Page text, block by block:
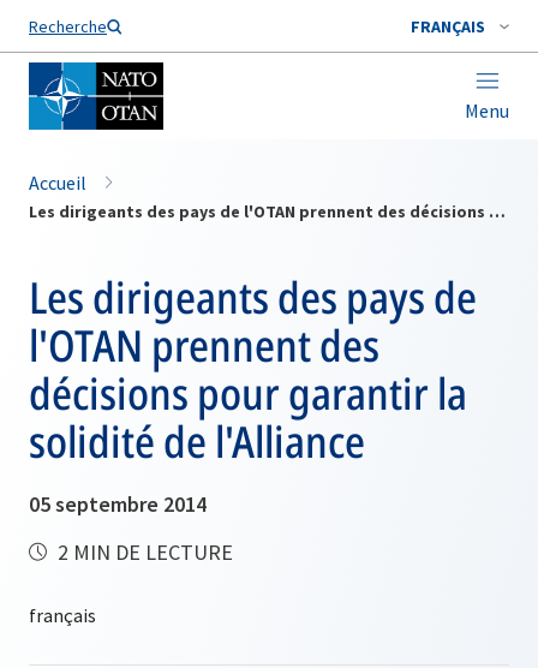
Recherche FRANÇAIS
Menu
Nom de famille*
Accueil
Les dirigeants des pays de l'OTAN prennent des décisions pour garantir la solidité de l'Alliance
Les dirigeants des pays de
l'OTAN prennent des
décisions pour garantir la
solidité de l'Alliance
05 septembre 2014
2 MIN DE LECTURE